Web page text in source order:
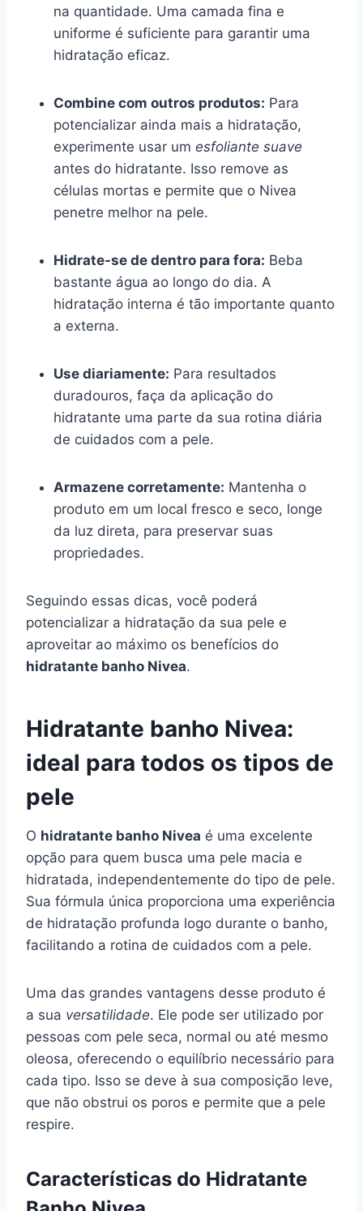
na quantidade. Uma camada fina e
uniforme é suficiente para garantir uma
hidratação eficaz.
Combine com outros produtos: Para
potencializar ainda mais a hidratação,
experimente usar um esfoliante suave
antes do hidratante. Isso remove as
células mortas e permite que o Nivea
penetre melhor na pele.
Hidrate-se de dentro para fora: Beba
bastante água ao longo do dia. A
hidratação interna é tão importante quanto
a externa.
Use diariamente: Para resultados
duradouros, faça da aplicação do
hidratante uma parte da sua rotina diária
de cuidados com a pele.
Armazene corretamente: Mantenha o
produto em um local fresco e seco, longe
da luz direta, para preservar suas
propriedades.
Seguindo essas dicas, você poderá
potencializar a hidratação da sua pele e
aproveitar ao máximo os benefícios do
hidratante banho Nivea.
Hidratante banho Nivea:
ideal para todos os tipos de
pele
O hidratante banho Nivea é uma excelente
opção para quem busca uma pele macia e
hidratada, independentemente do tipo de pele.
Sua fórmula única proporciona uma experiência
de hidratação profunda logo durante o banho,
facilitando a rotina de cuidados com a pele.
Uma das grandes vantagens desse produto é
a sua versatilidade. Ele pode ser utilizado por
pessoas com pele seca, normal ou até mesmo
oleosa, oferecendo o equilíbrio necessário para
cada tipo. Isso se deve à sua composição leve,
que não obstrui os poros e permite que a pele
respire.
Características do Hidratante